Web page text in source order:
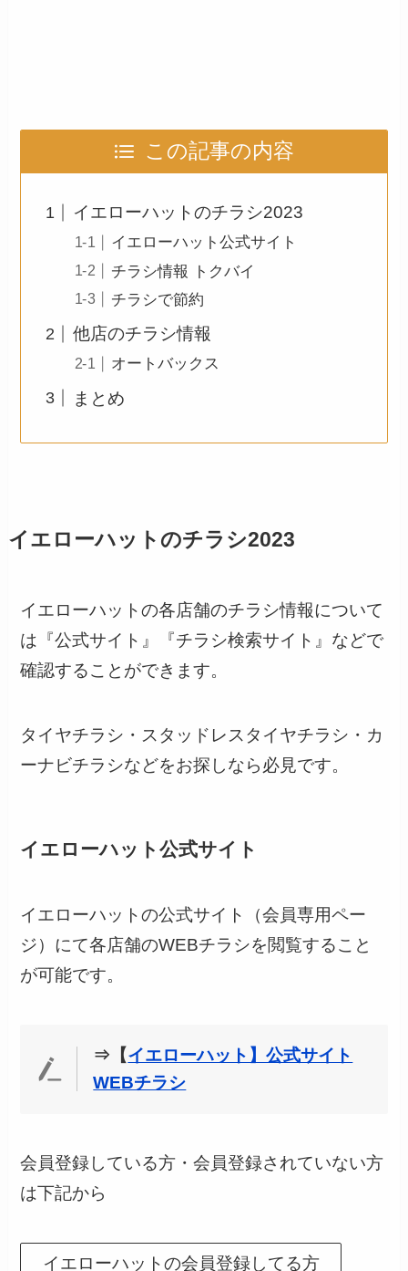
この記事の内容
イエローハットのチラシ2023
イエローハット公式サイト
チラシ情報 トクバイ
チラシで節約
他店のチラシ情報
オートバックス
まとめ
イエローハットのチラシ2023
イエローハットの各店舗のチラシ情報について
は『公式サイト』『チラシ検索サイト』などで
確認することができます。
タイヤチラシ・スタッドレスタイヤチラシ・カ
ーナビチラシなどをお探しなら必見です。
イエローハット公式サイト
イエローハットの公式サイト（会員専用ペー
ジ）にて各店舗のWEBチラシを閲覧すること
が可能です。
⇒【イエローハット】公式サイト
WEBチラシ
会員登録している方・会員登録されていない方
は下記から
イエローハットの会員登録してる方